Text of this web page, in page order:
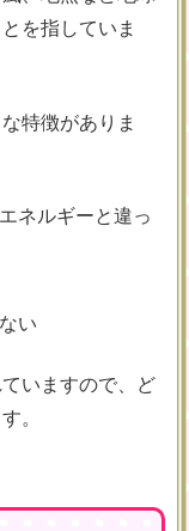
を指していま
特徴がありま
ネルギーと違っ
い
いますので、ど
。